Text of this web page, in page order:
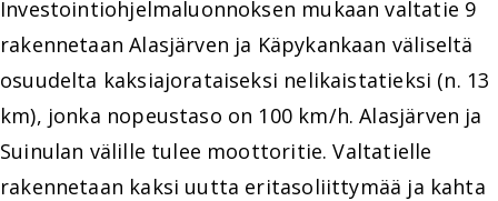
Investointiohjelmaluonnoksen mukaan valtatie 9
rakennetaan Alasjärven ja Käpykankaan väliseltä
osuudelta kaksiajorataiseksi nelikaistatieksi (n. 13
km), jonka nopeustaso on 100 km/h. Alasjärven ja
Suinulan välille tulee moottoritie. Valtatielle
rakennetaan kaksi uutta eritasoliittymää ja kahta